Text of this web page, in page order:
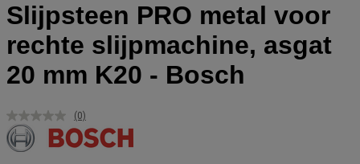
Slijpsteen PRO metal voor
rechte slijpmachine, asgat
20 mm K20 - Bosch
Geen
scorewaarde.
Dezelfde
(0)